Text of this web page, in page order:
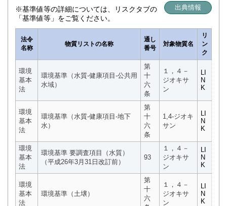
出典情報
※基準値等の詳細については、リスクタブの
「基準値等」をご覧ください。
法令
名称
物質リストの名称
通し
番号
対象物質名
リ
ン
ク
環境
基本
法
環境基準（水質-健康項目-公共用
水域）
第
十
六
条
１，４－
ジオキサ
ン
LI
N
K
環境
基本
法
環境基準（水質-健康項目-地下
水）
第
十
六
条
1,4-ジオキ
サン
LI
N
K
環境
基本
法
環境基準 要調査項目（水質）
（平成26年3月31日改訂前）
93
１，４－
ジオキサ
ン
LI
N
K
環境
基本
法
環境基準（土壌）
第
十
六
１，４－
ジオキサ
ン
LI
N
K